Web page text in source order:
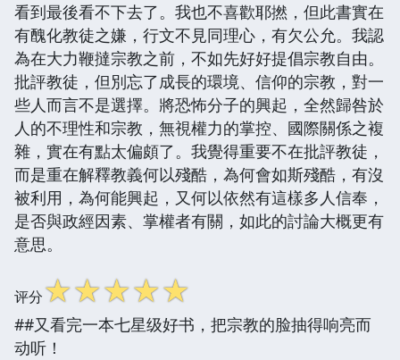
看到最後看不下去了。我也不喜歡耶撚，但此書實在
有醜化教徒之嫌，行文不見同理心，有欠公允。我認
為在大力鞭撻宗教之前，不如先好好提倡宗教自由。
批評教徒，但別忘了成長的環境、信仰的宗教，對一
些人而言不是選擇。將恐怖分子的興起，全然歸咎於
人的不理性和宗教，無視權力的掌控、國際關係之複
雜，實在有點太偏頗了。我覺得重要不在批評教徒，
而是重在解釋教義何以殘酷，為何會如斯殘酷，有沒
被利用，為何能興起，又何以依然有這樣多人信奉，
是否與政經因素、掌權者有關，如此的討論大概更有
意思。
评分☆☆☆☆☆
##又看完一本七星级好书，把宗教的脸抽得响亮而
动听！